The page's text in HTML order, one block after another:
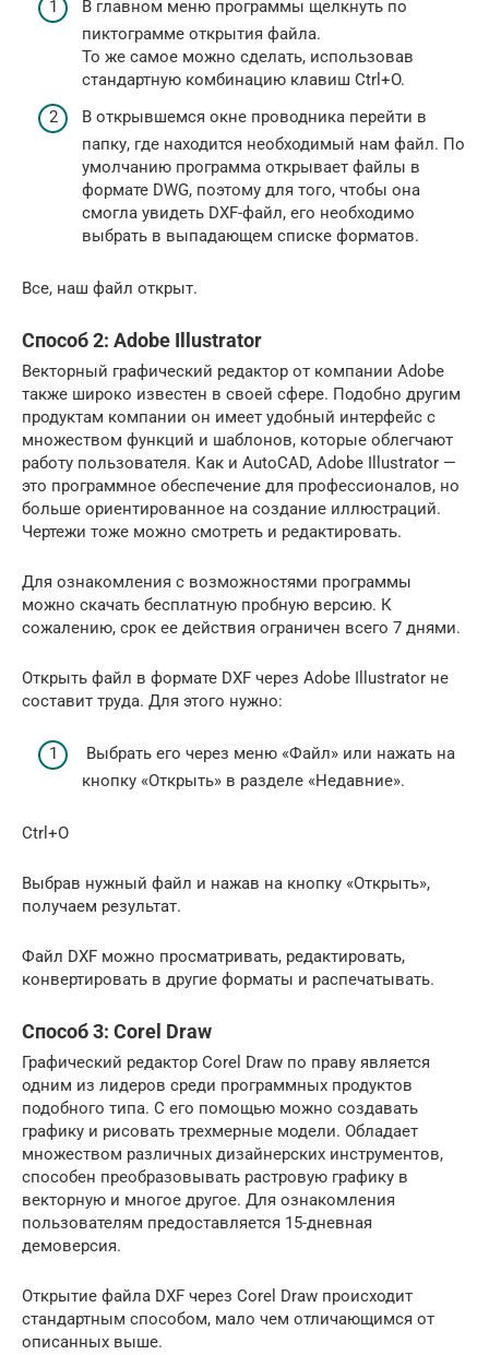
В главном меню программы щелкнуть по
пиктограмме открытия файла.
То же самое можно сделать, использовав
стандартную комбинацию клавиш Ctrl+O.
В открывшемся окне проводника перейти в
папку, где находится необходимый нам файл. По
умолчанию программа открывает файлы в
формате DWG, поэтому для того, чтобы она
смогла увидеть DXF-файл, его необходимо
выбрать в выпадающем списке форматов.
Все, наш файл открыт.
Способ 2: Adobe Illustrator
Векторный графический редактор от компании Adobe
также широко известен в своей сфере. Подобно другим
продуктам компании он имеет удобный интерфейс с
множеством функций и шаблонов, которые облегчают
работу пользователя. Как и AutoCAD, Adobe Illustrator —
это программное обеспечение для профессионалов, но
больше ориентированное на создание иллюстраций.
Чертежи тоже можно смотреть и редактировать.
Для ознакомления с возможностями программы
можно скачать бесплатную пробную версию. К
сожалению, срок ее действия ограничен всего 7 днями.
Открыть файл в формате DXF через Adobe Illustrator не
составит труда. Для этого нужно:
Выбрать его через меню «Файл» или нажать на
кнопку «Открыть» в разделе «Недавние».
Ctrl+O
Выбрав нужный файл и нажав на кнопку «Открыть»,
получаем результат.
Файл DXF можно просматривать, редактировать,
конвертировать в другие форматы и распечатывать.
Способ 3: Corel Draw
Графический редактор Corel Draw по праву является
одним из лидеров среди программных продуктов
подобного типа. С его помощью можно создавать
графику и рисовать трехмерные модели. Обладает
множеством различных дизайнерских инструментов,
способен преобразовывать растровую графику в
векторную и многое другое. Для ознакомления
пользователям предоставляется 15-дневная
демоверсия.
Открытие файла DXF через Corel Draw происходит
стандартным способом, мало чем отличающимся от
описанных выше.